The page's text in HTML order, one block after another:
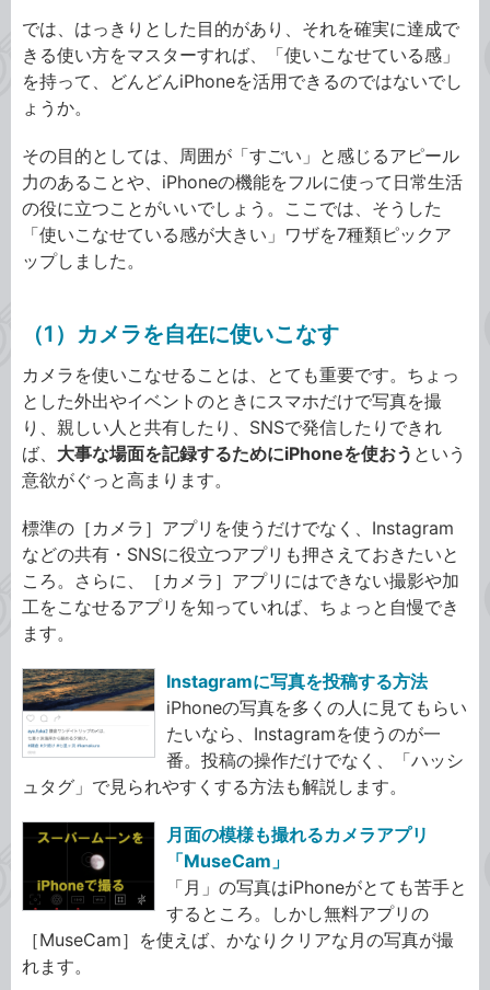
では、はっきりとした目的があり、それを確実に達成で
きる使い方をマスターすれば、「使いこなせている感」
を持って、どんどんiPhoneを活用できるのではないでし
ょうか。
その目的としては、周囲が「すごい」と感じるアピール
力のあることや、iPhoneの機能をフルに使って日常生活
の役に立つことがいいでしょう。ここでは、そうした
「使いこなせている感が大きい」ワザを7種類ピックア
ップしました。
（1）カメラを自在に使いこなす
カメラを使いこなせることは、とても重要です。ちょっ
とした外出やイベントのときにスマホだけで写真を撮
り、親しい人と共有したり、SNSで発信したりできれ
ば、 大事な場面を記録するためにiPhoneを使おう という
意欲がぐっと高まります。
標準の［カメラ］アプリを使うだけでなく、Instagram
などの共有・SNSに役立つアプリも押さえておきたいと
ころ。さらに、［カメラ］アプリにはできない撮影や加
工をこなせるアプリを知っていれば、ちょっと自慢でき
ます。
Instagramに写真を投稿する方法
iPhoneの写真を多くの人に見てもらい
たいなら、Instagramを使うのが一
番。投稿の操作だけでなく、「ハッシ
ュタグ」で見られやすくする方法も解説します。
月面の模様も撮れるカメラアプリ
「MuseCam」
「月」の写真はiPhoneがとても苦手と
するところ。しかし無料アプリの
［MuseCam］を使えば、かなりクリアな月の写真が撮
れます。